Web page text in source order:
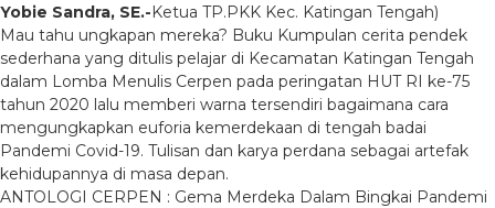
Yobie Sandra, SE.-Ketua TP.PKK Kec. Katingan Tengah)
Mau tahu ungkapan mereka? Buku Kumpulan cerita pendek
sederhana yang ditulis pelajar di Kecamatan Katingan Tengah
dalam Lomba Menulis Cerpen pada peringatan HUT RI ke-75
tahun 2020 lalu memberi warna tersendiri bagaimana cara
mengungkapkan euforia kemerdekaan di tengah badai
Pandemi Covid-19. Tulisan dan karya perdana sebagai artefak
kehidupannya di masa depan.
ANTOLOGI CERPEN : Gema Merdeka Dalam Bingkai Pandemi